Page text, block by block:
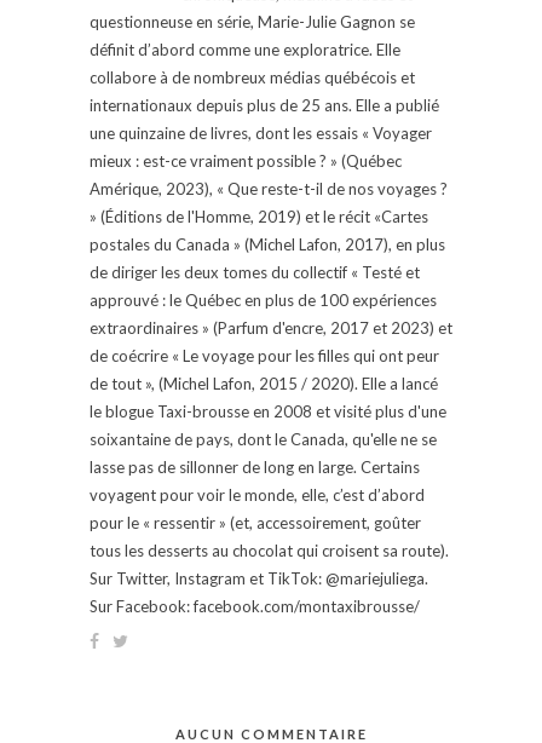
questionneuse en série, Marie-Julie Gagnon se
définit d’abord comme une exploratrice. Elle
collabore à de nombreux médias québécois et
internationaux depuis plus de 25 ans. Elle a publié
une quinzaine de livres, dont les essais « Voyager
mieux : est-ce vraiment possible ? » (Québec
Amérique, 2023), « Que reste-t-il de nos voyages ?
» (Éditions de l'Homme, 2019) et le récit «Cartes
postales du Canada » (Michel Lafon, 2017), en plus
de diriger les deux tomes du collectif « Testé et
approuvé : le Québec en plus de 100 expériences
extraordinaires » (Parfum d'encre, 2017 et 2023) et
de coécrire « Le voyage pour les filles qui ont peur
de tout », (Michel Lafon, 2015 / 2020). Elle a lancé
le blogue Taxi-brousse en 2008 et visité plus d'une
soixantaine de pays, dont le Canada, qu'elle ne se
lasse pas de sillonner de long en large. Certains
voyagent pour voir le monde, elle, c’est d’abord
pour le « ressentir » (et, accessoirement, goûter
tous les desserts au chocolat qui croisent sa route).
Sur Twitter, Instagram et TikTok: @mariejuliega.
Sur Facebook: facebook.com/montaxibrousse/
AUCUN COMMENTAIRE